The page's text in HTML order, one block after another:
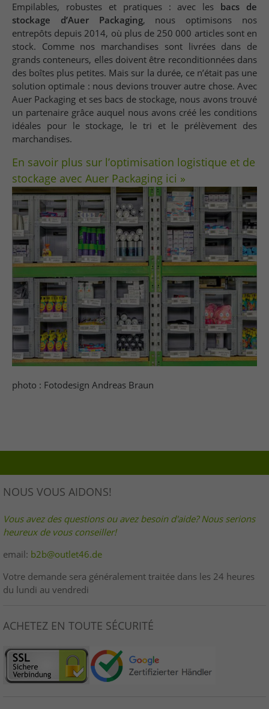
Empilables, robustes et pratiques : avec les bacs de
stockage d’Auer Packaging, nous optimisons nos
entrepôts depuis 2014, où plus de 250 000 articles sont en
stock. Comme nos marchandises sont livrées dans de
grands conteneurs, elles doivent être reconditionnées dans
des boîtes plus petites. Mais sur la durée, ce n’était pas une
solution optimale : nous devions trouver autre chose. Avec
Auer Packaging et ses bacs de stockage, nous avons trouvé
un partenaire grâce auquel nous avons créé les conditions
idéales pour le stockage, le tri et le prélèvement des
marchandises.
En savoir plus sur l’optimisation logistique et de
stockage avec Auer Packaging ici »
photo : Fotodesign Andreas Braun
NOUS VOUS AIDONS!
Vous avez des questions ou avez besoin d'aide? Nous serions
heureux de vous conseiller!
email: b2b@outlet46.de
Votre demande sera généralement traitée dans les 24 heures
du lundi au vendredi
ACHETEZ EN TOUTE SÉCURITÉ